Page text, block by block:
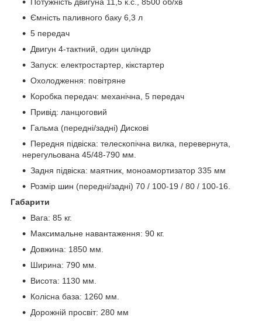
Ємність паливного баку 6,3 л
5 передач
Двигун 4-тактний, один циліндр
Запуск: електростартер, кікстартер
Охолодження: повітряне
Коробка передач: механічна, 5 передач
Привід: ланцюговий
Гальма (передні/задні) Дискові
Передня підвіска: телескопічна вилка, перевернута,
нерегульована 45/48-790 мм.
Задня підвіска: маятник, моноамортизатор 335 мм
Розмір шин (передні/задні) 70 / 100-19 / 80 / 100-16.
Габарити
Вага: 85 кг.
Максимальне навантаження: 90 кг.
Довжина: 1850 мм.
Ширина: 790 мм.
Висота: 1130 мм.
Колісна база: 1260 мм.
Дорожній просвіт: 280 мм